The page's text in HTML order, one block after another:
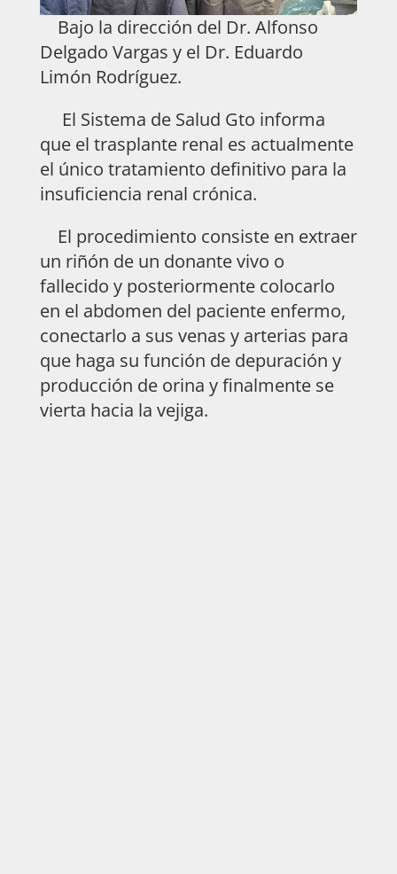
Bajo la dirección del Dr. Alfonso
Delgado Vargas y el Dr. Eduardo
Limón Rodríguez.
El Sistema de Salud Gto informa
que el trasplante renal es actualmente
el único tratamiento definitivo para la
insuficiencia renal crónica.
El procedimiento consiste en extraer
un riñón de un donante vivo o
fallecido y posteriormente colocarlo
en el abdomen del paciente enfermo,
conectarlo a sus venas y arterias para
que haga su función de depuración y
producción de orina y finalmente se
vierta hacia la vejiga.